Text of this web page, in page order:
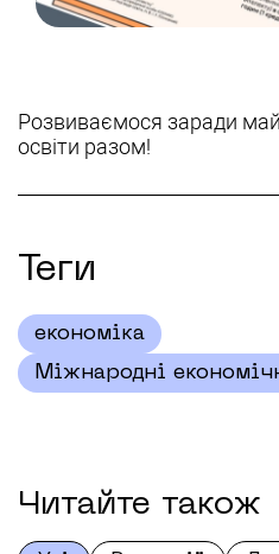
Розвиваємося заради
освіти разом!
Теги
економіка
Міжнародні
Читайте також